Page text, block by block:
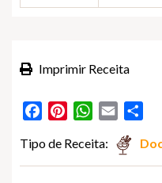
Imprimir Receita
FacebookPinterestWhatsApp
Email
Tipo de Receita: